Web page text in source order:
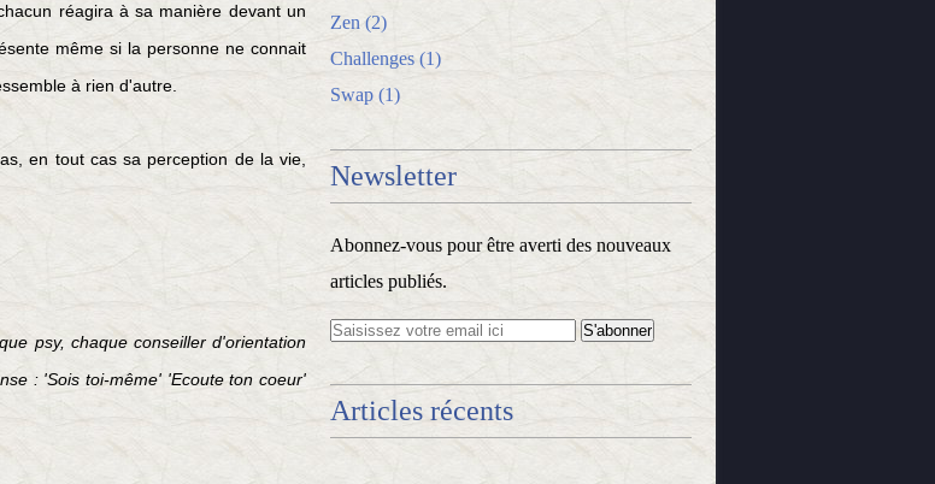
réagira à sa manière devant un
même si la personne ne connait
à rien d'autre.
en tout cas sa perception de la vie,
psy, chaque conseiller d'orientation
: 'Sois toi-même' 'Ecoute ton coeur'
Zen (2)
Challenges (1)
Swap (1)
Newsletter
Abonnez-vous pour être averti des nouveaux
articles publiés.
Articles récents